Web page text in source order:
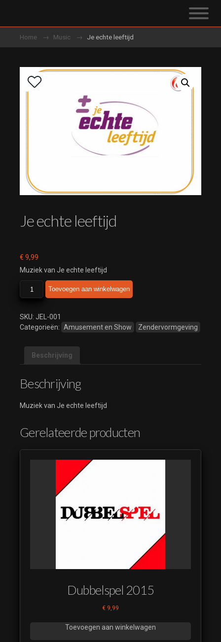
Home Music Je echte leeftijd
Je echte leeftijd
€ 9,99
Muziek van Je echte leeftijd
echte
aantal
Toevoegen aan winkelwagen
SKU: JEL-001
Categorieën: Amusement en Show Zendervormgeving
Beschrijving
Beschrijving
Muziek van Je echte leeftijd
Gerelateerde producten
Dubbelspel 2015
€ 9,99
Toevoegen aan winkelwagen